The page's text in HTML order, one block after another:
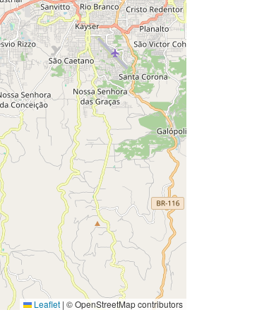
Leaflet | © OpenStreetMap contributors